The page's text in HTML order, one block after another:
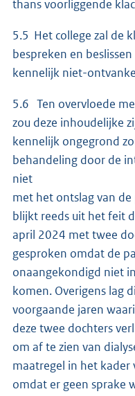
thans voorliggende
5.5 Het college zal de
bespreken en
kennelijk niet-
5.6 Ten overvloede
zou deze inhoudelijke
kennelijk ongegrond
behandeling door de
niet
met het ontslag van
blijkt reeds uit het feit
april 2024 met twee
gesproken omdat de
onaangekondigd niet
komen. Overigens lag
voorgaande jaren
deze twee dochters
om af te zien van
maatregel in het kader
omdat er geen sprake